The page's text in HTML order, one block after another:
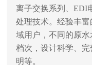
离子交换系列、EDI
处理技术。经验丰
域用户，不同的原
档次，设计科学、
明等。